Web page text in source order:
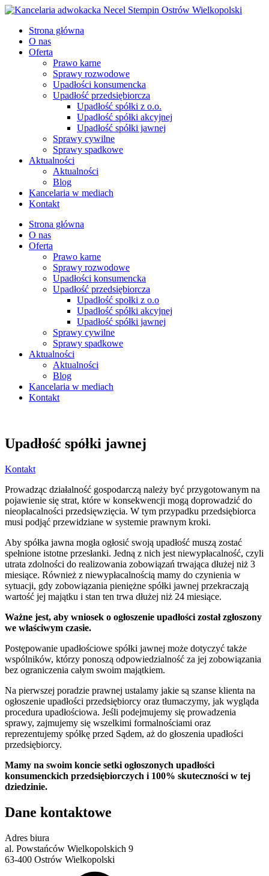
Strona główna
O nas
Oferta
Prawo karne
Sprawy rozwodowe
Upadłości konsumencka
Upadłość przedsiębiorcza
Upadłość spółki z o.o.
Upadłość spółki akcyjnej
Upadłość spółki jawnej
Sprawy cywilne
Sprawy spadkowe
Aktualności
Aktualności
Blog
Kancelaria w mediach
Kontakt
Strona główna
O nas
Oferta
Prawo karne
Sprawy rozwodowe
Upadłości konsumencka
Upadłość przedsiębiorcza
Upadłość społki z o.o
Upadłość spółki akcyjnej
Upadłość spółki jawnej
Sprawy cywilne
Sprawy spadkowe
Aktualności
Aktualności
Blog
Kancelaria w mediach
Kontakt
Upadłość spółki jawnej
Kontakt
Prowadząc działalność gospodarczą należy być przygotowanym na
pojawienie się strat, które w konsekwencji mogą doprowadzić do
nieopłacalności przedsięwzięcia. W tym przypadku przedsiębiorca
musi podjąć przewidziane w systemie prawnym kroki.
Aby spółka jawna mogła ogłosić swoją upadłość muszą zostać
spełnione istotne przesłanki. Jedną z nich jest niewypłacalność, czyli
utrata zdolności do realizowania zobowiązań trwająca dłużej niż 3
miesiące. Również z niewypłacalnością mamy do czynienia w
sytuacji, gdy zobowiązania pieniężne spółki jawnej przekraczają
wartość jej majątku i stan ten trwa dłużej niż 24 miesiące.
Ważne jest, aby wniosek o ogłoszenie upadłości został zgłoszony
we właściwym czasie.
Postępowanie upadłościowe spółki jawnej może dotyczyć także
wspólników, którzy ponoszą odpowiedzialność za jej zobowiązania
bez ograniczenia całym swoim majątkiem.
Na pierwszej poradzie prawnej ustalamy jakie są szanse klienta na
ogłoszenie upadłości przedsiębiorcy oraz tłumaczymy, jak wygląda
procedura upadłościowa. Jeśli podejmujemy się prowadzenia
sprawy, zajmujemy się wszelkimi formalnościami oraz
reprezentujemy spółkę przed Sądem, aż do głoszenia upadłości
przedsiębiorcy.
Mamy na swoim koncie setki ogłoszonych upadłości
konsumenckich przedsiębiorczych i 100% skuteczności w tej
dziedzinie.
Dane kontaktowe
Adres biura
al. Powstańców Wielkopolskich 9
63-400 Ostrów Wielkopolski